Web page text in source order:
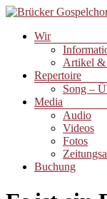
Zum
springen
Brücker
Gospelchor
Menü
Wir
Artikel &
Repertoire
Song –
Media
Audio
Videos
Fotos
Buchung